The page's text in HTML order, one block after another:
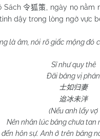
Sách令狐策
, ngày nọ
dậy trong lòng ngờ vực
là âm, nói rõ giấc mộng đó
Sĩ như quy thê
Đãi băng vị phán
士如归妻
迨冰未泮
(Nếu anh lấy vợ
Nên nhân lúc băng chưa tan
hôn sự. Anh ở trên băng